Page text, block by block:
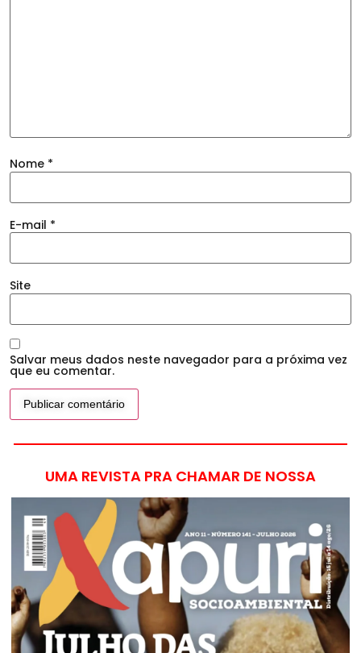
Nome *
E-mail *
Site
Salvar meus dados neste navegador para a próxima vez
que eu comentar.
UMA REVISTA PRA CHAMAR DE NOSSA